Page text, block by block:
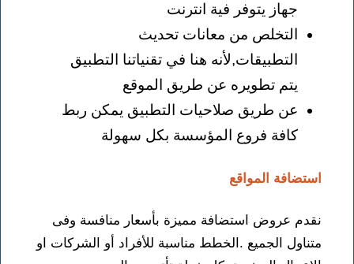
جهاز يتوفر فية انترنت
التخلص من معانات تحديث
التطبيقات,لأنه هنا في تقنياتنا التطبيق
يتم تطويره عن طريق الموقع
عن طريق صلاحيات التطبيق يمكن ربط
كافة فروع المؤسسة بكل سهولة
استضافة المواقع
نقدم عروض استضافة مميزة بأسعار منافسة وفى
متناول الجميع .الخطط مناسبة للأفراد أو الشركات او